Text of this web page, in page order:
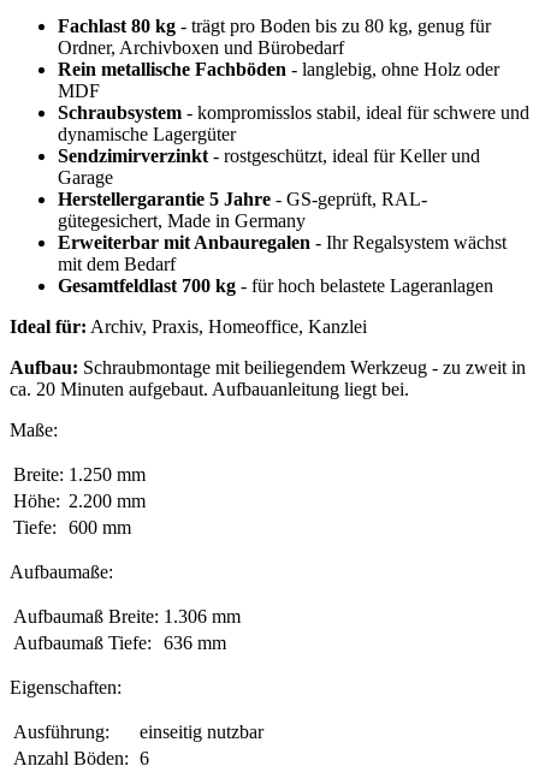
Fachlast 80 kg - trägt pro Boden bis zu 80 kg, genug für
Ordner, Archivboxen und Bürobedarf
Rein metallische Fachböden - langlebig, ohne Holz oder
MDF
Schraubsystem - kompromisslos stabil, ideal für schwere und
dynamische Lagergüter
Sendzimirverzinkt- rostgeschützt, ideal für Keller und
Garage
Herstellergarantie 5 Jahre - GS-geprüft, RAL-
gütegesichert, Made in Germany
Erweiterbar mit Anbauregalen - Ihr Regalsystem wächst
mit dem Bedarf
Gesamtfeldlast 700 kg - für hoch belastete Lageranlagen
Ideal für: Archiv, Praxis, Homeoffice, Kanzlei
Aufbau: Schraubmontage mit beiliegendem Werkzeug - zu zweit in
ca. 20 Minuten aufgebaut. Aufbauanleitung liegt bei.
Maße:
Breite: 1.250 mm
Höhe: 2.200 mm
Tiefe:
600 mm
Aufbaumaße:
Aufbaumaß Breite: 1.306 mm
Aufbaumaß Tiefe:
636 mm
Eigenschaften:
Ausführung:
einseitig nutzbar
Anzahl Böden: 6